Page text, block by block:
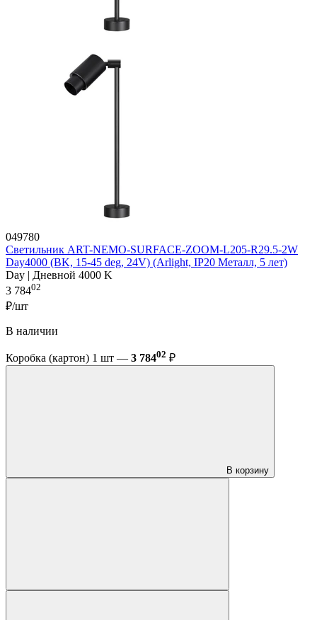
049780
Светильник ART-NEMO-SURFACE-ZOOM-L205-R29.5-2W
Day4000 (BK, 15-45 deg, 24V) (Arlight, IP20 Металл, 5 лет)
Day | Дневной 4000 K
3 78402
₽/шт
В наличии
Коробка (картон) 1 шт — 3 78402 ₽
В корзину